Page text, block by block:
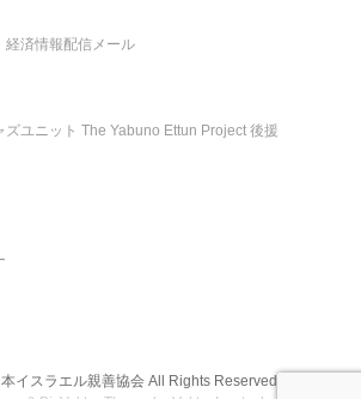
経済情報配信メール
ズユニット The Yabuno Ettun Project 後援
本イスラエル親善協会All Rights Reserved.